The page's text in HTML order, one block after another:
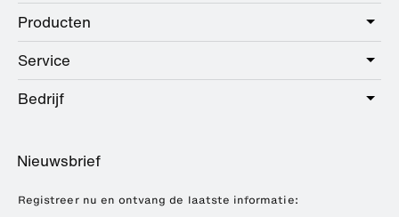
Care
Public
Hotel
Education
Producten
Sanitair
Beslag
Dealer zoeken
Service
Dienstenpakket
Brochures en catalogi
Downloads
Bedrijf
Referenties
Pers
Nieuwsbrief
Registreer nu en ontvang de laatste informatie: